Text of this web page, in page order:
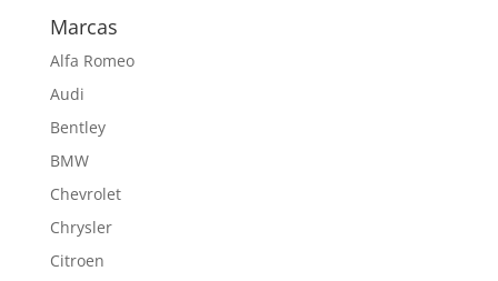
Marcas
Alfa Romeo
Audi
Bentley
BMW
Chevrolet
Chrysler
Citroen